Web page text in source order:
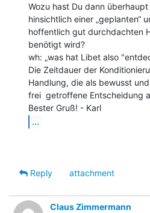
Wozu hast Du dann
hinsichtlich einer „geplanten“
hoffentlich gut durchdachten
benötigt wird?
wh: „was hat Libet also
Die Zeitdauer der
Handlung, die als bewusst und
frei  getroffene Entscheidung
...
Reply
attachment
Claus Zimmermann